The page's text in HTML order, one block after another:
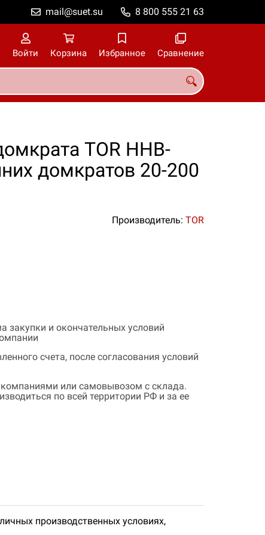
8 800 555 21 63
mail@suet.su
Войти Корзина Избранное Сравнение
TOR HHB-
домкратов 20-200
Производитель: TOR
закупки и окончательных условий
счета, после согласования условий
или самовывозом с склада.
по всей территории РФ и за ее
производственных условиях,